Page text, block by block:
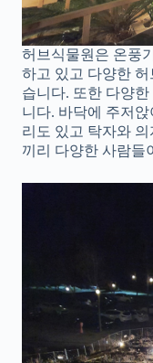
허브식물원은 온풍
하고 있고 다양한
습니다. 또한 다양
니다. 바닥에 주저
리도 있고 탁자와
끼리 다양한 사람들